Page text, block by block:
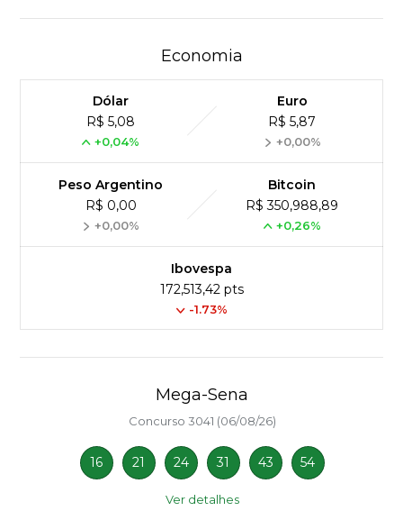
Economia
Dólar
R$ 5,08
+0,04%
Euro
R$ 5,87
+0,00%
Peso Argentino
R$ 0,00
+0,00%
Bitcoin
R$ 350,988,89
+0,26%
Ibovespa
172,513,42 pts
-1.73%
Mega-Sena
Concurso 3041 (06/08/26)
16 21 24 31 43 54
Ver detalhes